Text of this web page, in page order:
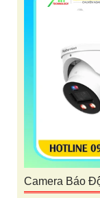
Camera Báo